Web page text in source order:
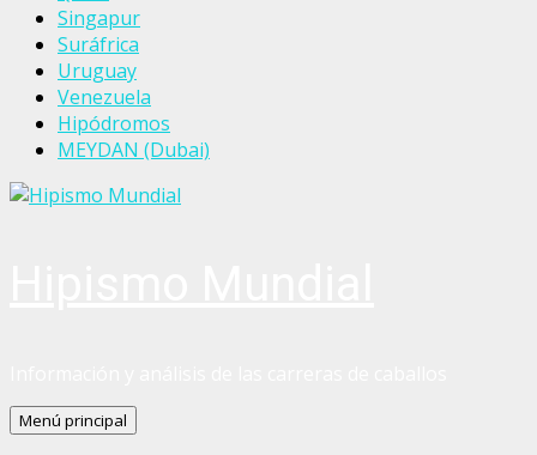
Singapur
Suráfrica
Uruguay
Venezuela
Hipódromos
MEYDAN (Dubai)
Menú principal